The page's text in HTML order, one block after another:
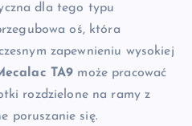
dla tego typu
oś, która
zapewnieniu wysokiej
TA9 może pracować
rozdzielone na ramy z
poruszanie się.